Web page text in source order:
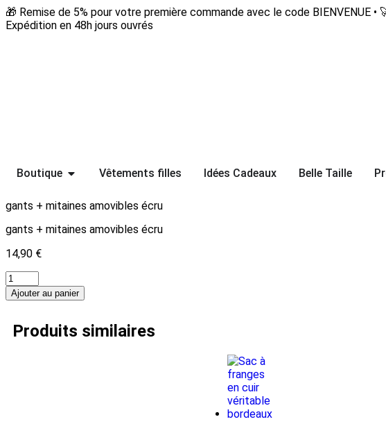
🎁 Remise de 5% pour votre première commande avec le code BIENVENUE
Expédition en 48h jours ouvrés
Boutique Vêtements filles Idées Cadeaux Belle Taille
gants + mitaines amovibles écru
gants + mitaines amovibles écru
14,90 €
Ajouter au panier
Produits similaires